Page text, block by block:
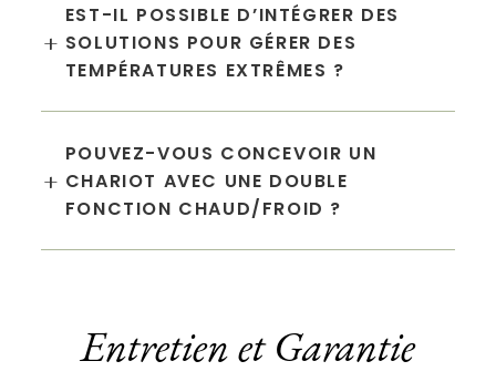
+
EST-IL POSSIBLE D’INTÉGRER DES
SOLUTIONS POUR GÉRER DES
TEMPÉRATURES EXTRÊMES ?
+
POUVEZ-VOUS CONCEVOIR UN
CHARIOT AVEC UNE DOUBLE
FONCTION CHAUD/FROID ?
Entretien et Garantie